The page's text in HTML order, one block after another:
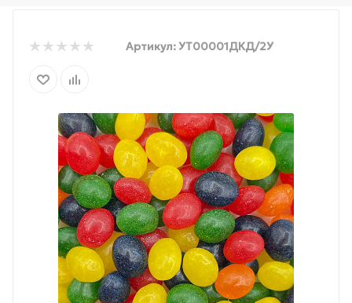
Артикул:УТ00001ДКД/2У